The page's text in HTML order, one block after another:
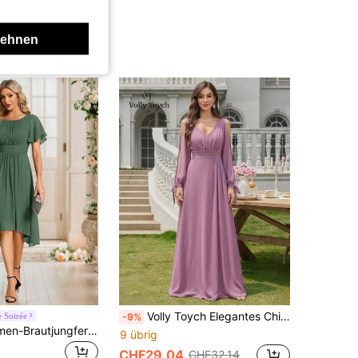
Soirée
Elegantes Damen-Brautjungfernkleid aus Chiffon in Grün mit Rüschenärmeln für Frühling und Herbst, formelles Kleid für Hochzeitsgäste
-9% Volly Toych Elegantes Chiffon Brautjungfernkleid, V-Ausschnitt Design, gefalteter Oberkörper, bodenlanger Rock, lange Ärmel, Schleifenakzent, geeignet für Hochzeitsfeier
9 übrig
CHF29,04 CHF32,14